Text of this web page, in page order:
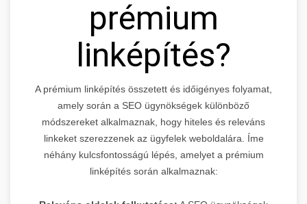
prémium
linképítés?
A prémium linképítés összetett és időigényes folyamat,
amely során a SEO ügynökségek különböző
módszereket alkalmaznak, hogy hiteles és releváns
linkeket szerezzenek az ügyfelek weboldalára. Íme
néhány kulcsfontosságú lépés, amelyet a prémium
linképítés során alkalmaznak: